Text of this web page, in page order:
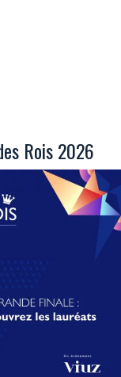
Rois 2026